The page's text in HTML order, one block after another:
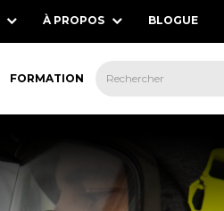
À PROPOS BLOGUE
ÉQUIPEMENTS,
FORMATION